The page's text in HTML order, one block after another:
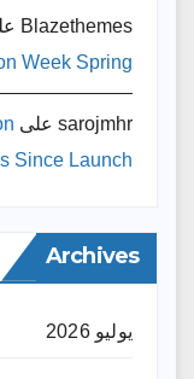
Blazethemes
Week Spring
sarojmhr على
Since Launch
Archives
يوليو 2026